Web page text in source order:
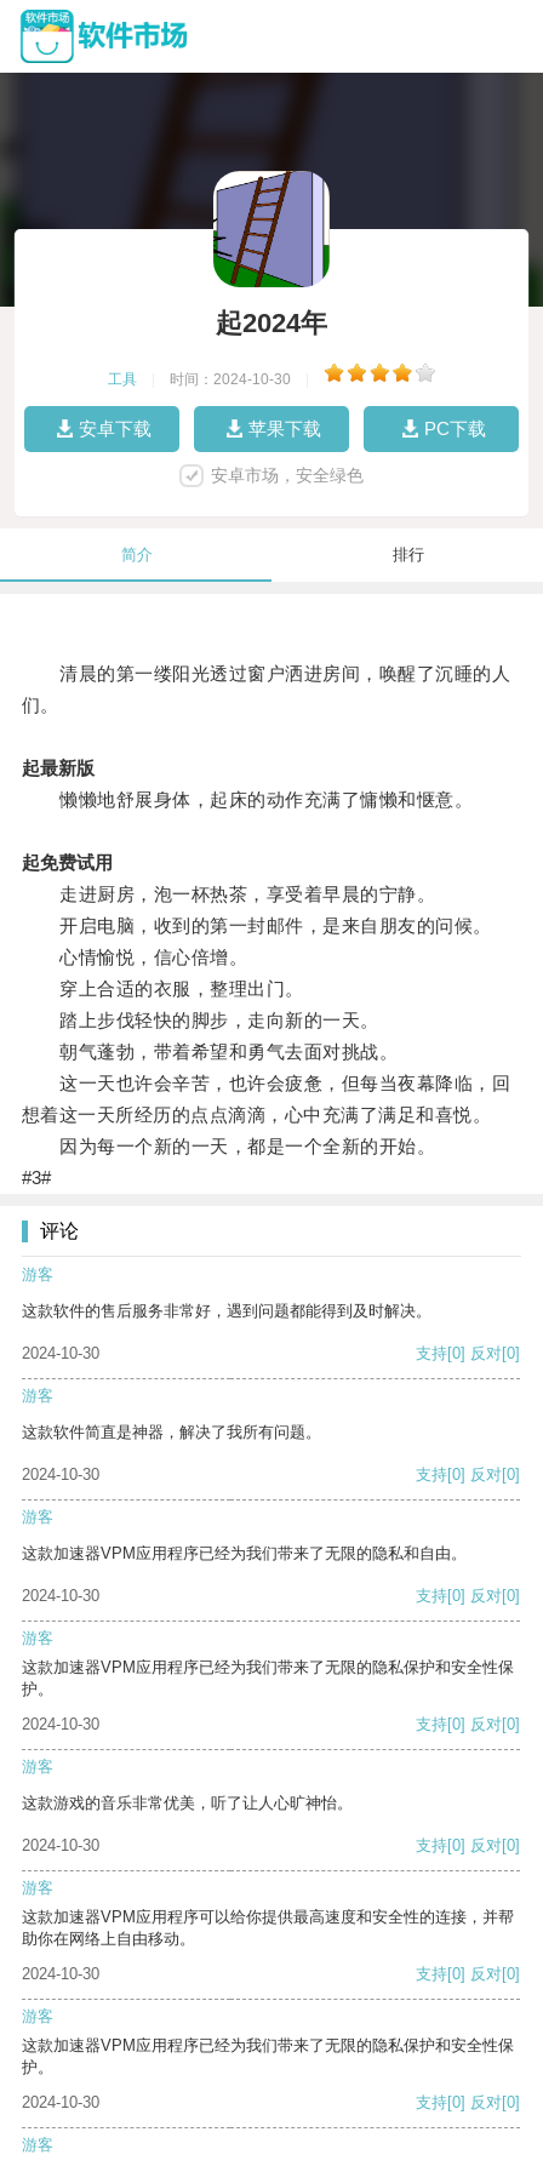
起2024年
工具 时间：2024-10-30
安卓下载 苹果下载 PC下载
安卓市场，安全绿色
简介 排行
清晨的第一缕阳光透过窗户洒进房间，唤醒了沉睡的人
们。
起最新版
懒懒地舒展身体，起床的动作充满了慵懒和惬意。
起免费试用
走进厨房，泡一杯热茶，享受着早晨的宁静。
开启电脑，收到的第一封邮件，是来自朋友的问候。
心情愉悦，信心倍增。
穿上合适的衣服，整理出门。
踏上步伐轻快的脚步，走向新的一天。
朝气蓬勃，带着希望和勇气去面对挑战。
这一天也许会辛苦，也许会疲惫，但每当夜幕降临，回
想着这一天所经历的点点滴滴，心中充满了满足和喜悦。
因为每一个新的一天，都是一个全新的开始。
#3#
评论
游客
这款软件的售后服务非常好，遇到问题都能得到及时解决。
2024-10-30 支持[0] 反对[0]
游客
这款软件简直是神器，解决了我所有问题。
2024-10-30 支持[0] 反对[0]
游客
这款加速器VPM应用程序已经为我们带来了无限的隐私和自由。
2024-10-30 支持[0] 反对[0]
游客
这款加速器VPM应用程序已经为我们带来了无限的隐私保护和安全性保
护。
2024-10-30
支持[0] 反对[0]
游客
这款游戏的音乐非常优美，听了让人心旷神怡。
2024-10-30 支持[0] 反对[0]
游客
这款加速器VPM应用程序可以给你提供最高速度和安全性的连接，并帮
助你在网络上自由移动。
2024-10-30
支持[0] 反对[0]
游客
这款加速器VPM应用程序已经为我们带来了无限的隐私保护和安全性保
护。
2024-10-30
支持[0] 反对[0]
游客